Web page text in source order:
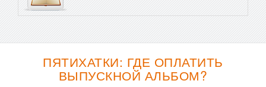
ПЯТИХАТКИ: ГДЕ ОПЛАТИТЬ
ВЫПУСКНОЙ АЛЬБОМ?